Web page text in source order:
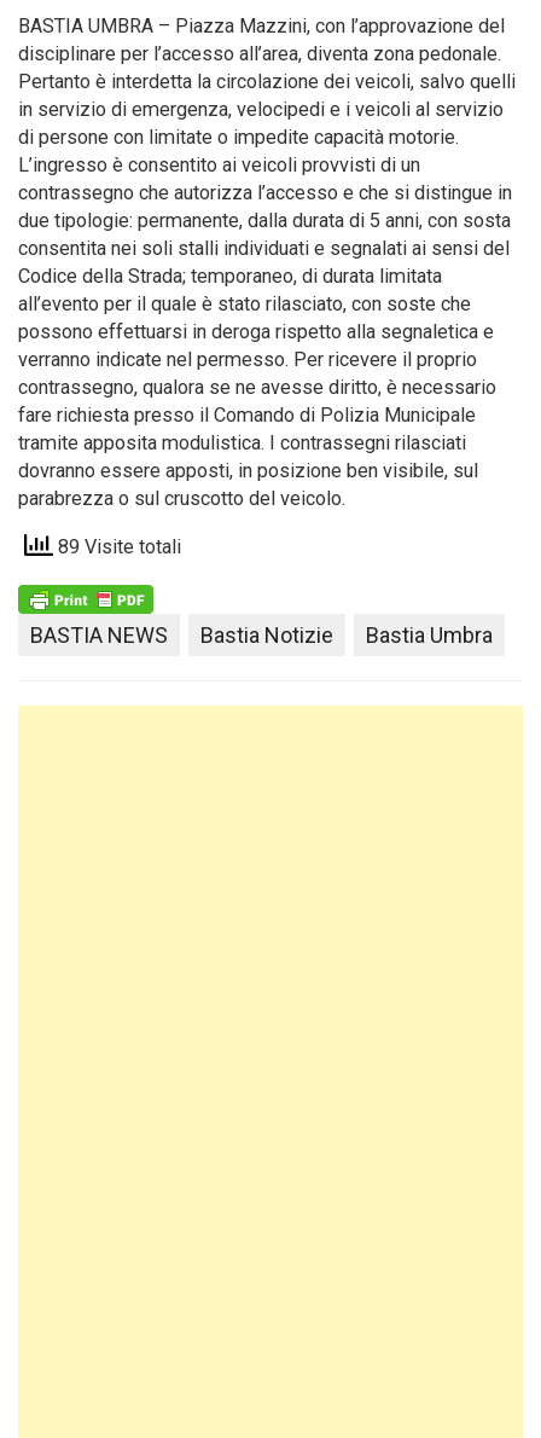
BASTIA UMBRA – Piazza Mazzini, con l’approvazione del
disciplinare per l’accesso all’area, diventa zona pedonale.
Pertanto è interdetta la circolazione dei veicoli, salvo quelli
in servizio di emergenza, velocipedi e i veicoli al servizio
di persone con limitate o impedite capacità motorie.
L’ingresso è consentito ai veicoli provvisti di un
contrassegno che autorizza l’accesso e che si distingue in
due tipologie: permanente, dalla durata di 5 anni, con sosta
consentita nei soli stalli individuati e segnalati ai sensi del
Codice della Strada; temporaneo, di durata limitata
all’evento per il quale è stato rilasciato, con soste che
possono effettuarsi in deroga rispetto alla segnaletica e
verranno indicate nel permesso. Per ricevere il proprio
contrassegno, qualora se ne avesse diritto, è necessario
fare richiesta presso il Comando di Polizia Municipale
tramite apposita modulistica. I contrassegni rilasciati
dovranno essere apposti, in posizione ben visibile, sul
parabrezza o sul cruscotto del veicolo.
89 Visite totali
BASTIA NEWS Bastia Notizie Bastia Umbra